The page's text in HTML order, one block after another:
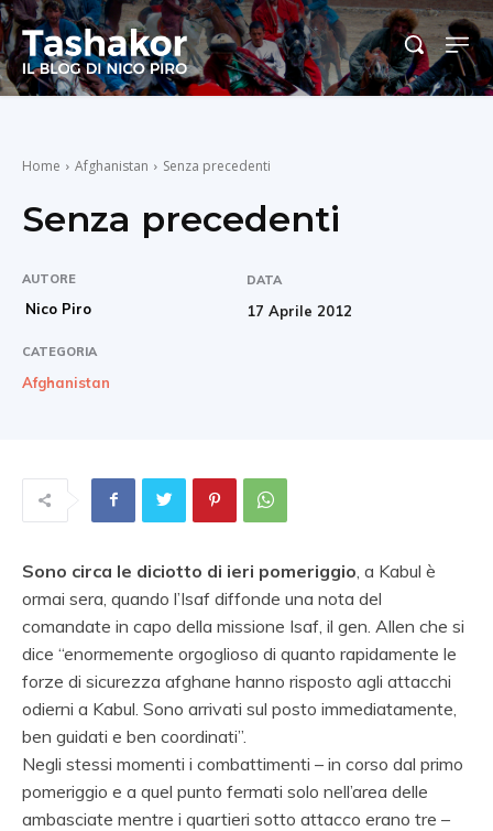
Home Afghanistan Senza precedenti
Senza precedenti
AUTORE
Nico Piro
DATA
17 Aprile 2012
CATEGORIA
Afghanistan
Sono circa le diciotto di ieri pomeriggio , a Kabul è
ormai sera, quando l’Isaf diffonde una nota del
comandate in capo della missione Isaf, il gen. Allen che si
dice “enormemente orgoglioso di quanto rapidamente le
forze di sicurezza afghane hanno risposto agli attacchi
odierni a Kabul. Sono arrivati sul posto immediatamente,
ben guidati e ben coordinati”.
Negli stessi momenti i combattimenti – in corso dal primo
pomeriggio e a quel punto fermati solo nell’area delle
ambasciate mentre i quartieri sotto attacco erano tre –